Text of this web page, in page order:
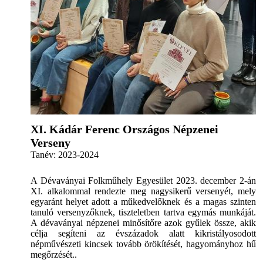
XI. Kádár Ferenc Országos Népzenei
Verseny
Tanév: 2023-2024
A Dévaványai Folkműhely Egyesület 2023. december 2-án
XI. alkalommal rendezte meg nagysikerű versenyét, mely
egyaránt helyet adott a műkedvelőknek és a magas szinten
tanuló versenyzőknek, tiszteletben tartva egymás munkáját.
A dévaványai népzenei minősítőre azok gyűlek össze, akik
célja segíteni az évszázadok alatt kikristályosodott
népművészeti kincsek tovább örökítését, hagyományhoz hű
megőrzését..